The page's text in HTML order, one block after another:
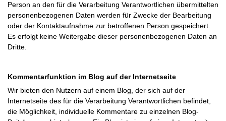
Person an den für die Verarbeitung Verantwortlichen übermittelten
personenbezogenen Daten werden für Zwecke der Bearbeitung
oder der Kontaktaufnahme zur betroffenen Person gespeichert.
Es erfolgt keine Weitergabe dieser personenbezogenen Daten an
Dritte.
Kommentarfunktion im Blog auf der Internetseite
Wir bieten den Nutzern auf einem Blog, der sich auf der
Internetseite des für die Verarbeitung Verantwortlichen befindet,
die Möglichkeit, individuelle Kommentare zu einzelnen Blog-